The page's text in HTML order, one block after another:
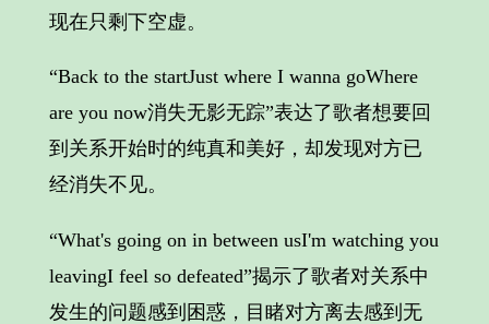
现在只剩下空虚。
“Back to the startJust where I wanna goWhere
are you now消失无影无踪”表达了歌者想要回
到关系开始时的纯真和美好，却发现对方已
经消失不见。
“What's going on in between usI'm watching you
leavingI feel so defeated”揭示了歌者对关系中
发生的问题感到困惑，目睹对方离去感到无